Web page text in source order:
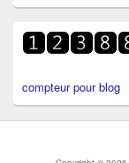
compteur pour blog